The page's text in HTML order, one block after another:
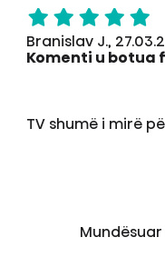
Branislav J.,
Komenti u botua
TV shumë i mirë